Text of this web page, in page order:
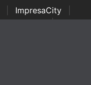
ImpresaCity
Awards | Italian
Awards